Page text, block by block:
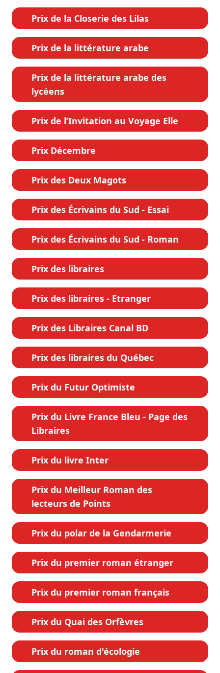
Prix de la Closerie des Lilas
Prix de la littérature arabe
Prix de la littérature arabe des
lycéens
Prix de l’Invitation au Voyage Elle
Prix Décembre
Prix des Deux Magots
Prix des Écrivains du Sud - Essai
Prix des Écrivains du Sud - Roman
Prix des libraires
Prix des libraires - Etranger
Prix des Libraires Canal BD
Prix des libraires du Québec
Prix du Futur Optimiste
Prix du Livre France Bleu - Page des
Libraires
Prix du livre Inter
Prix du Meilleur Roman des
lecteurs de Points
Prix du polar de la Gendarmerie
Prix du premier roman étranger
Prix du premier roman français
Prix du Quai des Orfèvres
Prix du roman d'écologie